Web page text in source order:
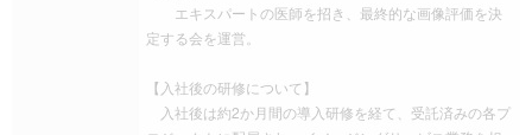
エキスパートの医師を招き、最終的な画像評価を決
定する会を運営。
【入社後の研修について】
入社後は約2か月間の導入研修を経て、受託済みの各プ